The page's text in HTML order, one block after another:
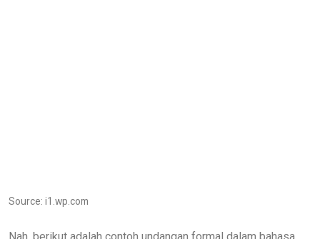
Source: i1.wp.com
Nah, berikut adalah contoh undangan formal dalam bahasa